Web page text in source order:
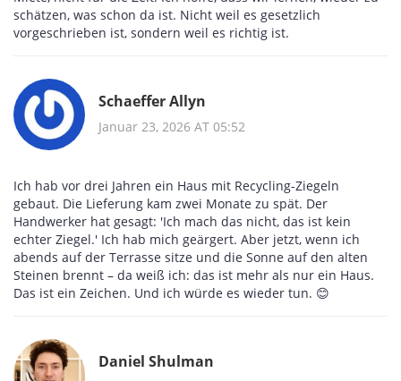
schätzen, was schon da ist. Nicht weil es gesetzlich
vorgeschrieben ist, sondern weil es richtig ist.
Schaeffer Allyn
Januar 23, 2026 AT 05:52
Ich hab vor drei Jahren ein Haus mit Recycling-Ziegeln
gebaut. Die Lieferung kam zwei Monate zu spät. Der
Handwerker hat gesagt: 'Ich mach das nicht, das ist kein
echter Ziegel.' Ich hab mich geärgert. Aber jetzt, wenn ich
abends auf der Terrasse sitze und die Sonne auf den alten
Steinen brennt – da weiß ich: das ist mehr als nur ein Haus.
Das ist ein Zeichen. Und ich würde es wieder tun. 😊
Daniel Shulman